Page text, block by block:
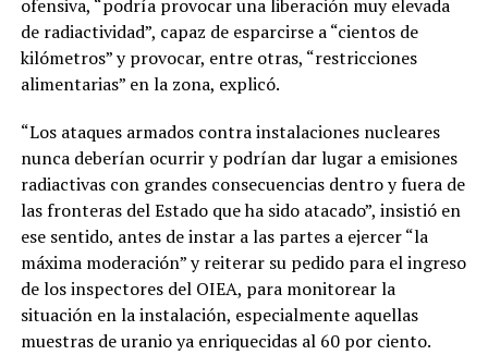
ofensiva, “podría provocar una liberación muy elevada
de radiactividad”, capaz de esparcirse a “cientos de
kilómetros” y provocar, entre otras, “restricciones
alimentarias” en la zona, explicó.
“Los ataques armados contra instalaciones nucleares
nunca deberían ocurrir y podrían dar lugar a emisiones
radiactivas con grandes consecuencias dentro y fuera de
las fronteras del Estado que ha sido atacado”, insistió en
ese sentido, antes de instar a las partes a ejercer “la
máxima moderación” y reiterar su pedido para el ingreso
de los inspectores del OIEA, para monitorear la
situación en la instalación, especialmente aquellas
muestras de uranio ya enriquecidas al 60 por ciento.